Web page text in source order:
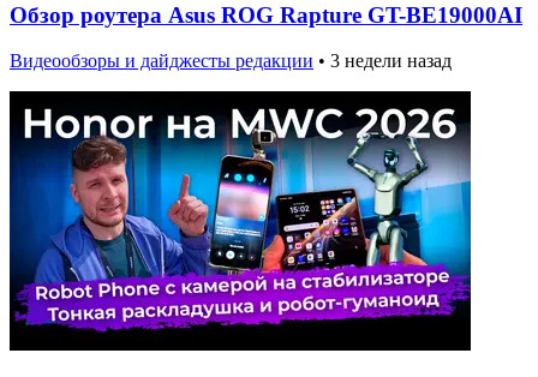
Обзор роутера Asus ROG Rapture GT-BE19000AI
Видеообзоры и дайджесты редакции • 3 недели назад